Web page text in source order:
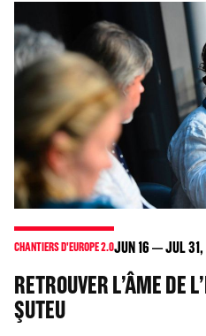
CHANTIERS D'EUROPE 2.0JUN16 JUL31,
RETROUVER L’ÂME DE
ŞUTEU